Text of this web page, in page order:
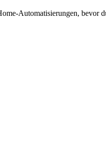
Automatisierungen, bevor